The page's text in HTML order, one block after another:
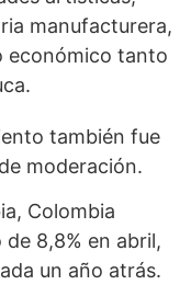
manufacturera,
económico tanto
también fue
moderación.
Colombia
8,8% en abril,
un año atrás.